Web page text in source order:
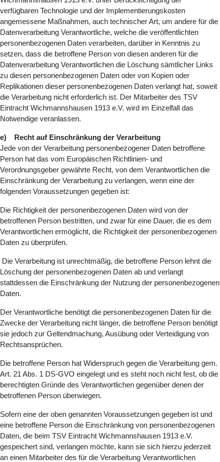
verfügbaren Technologie und der Implementierungskosten
angemessene Maßnahmen, auch technischer Art, um andere für die
Datenverarbeitung Verantwortliche, welche die veröffentlichten
personenbezogenen Daten verarbeiten, darüber in Kenntnis zu
setzen, dass die betroffene Person von diesen anderen für die
Datenverarbeitung Verantwortlichen die Löschung sämtlicher Links
zu diesen personenbezogenen Daten oder von Kopien oder
Replikationen dieser personenbezogenen Daten verlangt hat, soweit
die Verarbeitung nicht erforderlich ist. Der Mitarbeiter des TSV
Eintracht Wichmannshausen 1913 e.V. wird im Einzelfall das
Notwendige veranlassen.
e) Recht auf Einschränkung der Verarbeitung
Jede von der Verarbeitung personenbezogener Daten betroffene
Person hat das vom Europäischen Richtlinien- und
Verordnungsgeber gewährte Recht, von dem Verantwortlichen die
Einschränkung der Verarbeitung zu verlangen, wenn eine der
folgenden Voraussetzungen gegeben ist:
Die Richtigkeit der personenbezogenen Daten wird von der
betroffenen Person bestritten, und zwar für eine Dauer, die es dem
Verantwortlichen ermöglicht, die Richtigkeit der personenbezogenen
Daten zu überprüfen.
Die Verarbeitung ist unrechtmäßig, die betroffene Person lehnt die
Löschung der personenbezogenen Daten ab und verlangt
stattdessen die Einschränkung der Nutzung der personenbezogenen
Daten.
Der Verantwortliche benötigt die personenbezogenen Daten für die
Zwecke der Verarbeitung nicht länger, die betroffene Person benötigt
sie jedoch zur Geltendmachung, Ausübung oder Verteidigung von
Rechtsansprüchen.
Die betroffene Person hat Widerspruch gegen die Verarbeitung gem.
Art. 21 Abs. 1 DS-GVO eingelegt und es steht noch nicht fest, ob die
berechtigten Gründe des Verantwortlichen gegenüber denen der
betroffenen Person überwiegen.
Sofern eine der oben genannten Voraussetzungen gegeben ist und
eine betroffene Person die Einschränkung von personenbezogenen
Daten, die beim TSV Eintracht Wichmannshausen 1913 e.V.
gespeichert sind, verlangen möchte, kann sie sich hierzu jederzeit
an einen Mitarbeiter des für die Verarbeitung Verantwortlichen